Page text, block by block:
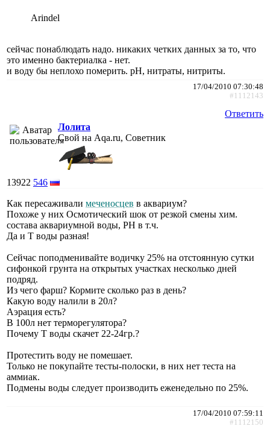
Arindel
сейчас понаблюдать надо. никаких четких данных за то, что
это именно бактериалка - нет.
и воду бы неплохо померить. рН, нитраты, нитриты.
17/04/2010 07:30:48
#1112143
Ответить
Лолита
Свой на Aqa.ru, Советник
13922 546
Как пересаживали меченосцев в аквариум?
Похоже у них Осмотический шок от резкой смены хим.
состава аквариумной воды, РН в т.ч.
Да и Т воды разная!
Сейчас поподменивайте водичку 25% на отстоянную сутки
сифонкой грунта на открытых участках несколько дней
подряд.
Из чего фарш? Кормите сколько раз в день?
Какую воду налили в 20л?
Аэрация есть?
В 100л нет терморегулятора?
Почему Т воды скачет 22-24гр.?
Протестить воду не помешает.
Только не покупайте тесты-полоски, в них нет теста на
аммиак.
Подмены воды следует производить еженедельно по 25%.
17/04/2010 07:59:11
#1112150